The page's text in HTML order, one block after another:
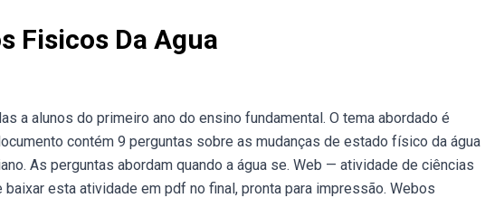
Fisicos Da Agua
a alunos do primeiro ano do ensino fundamental. O tema abordado é
contém 9 perguntas sobre as mudanças de estado físico da água
As perguntas abordam quando a água se. Web — atividade de ciências
baixar esta atividade em pdf no final, pronta para impressão. Webos